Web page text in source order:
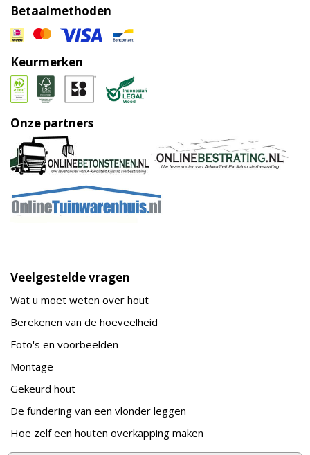
Betaalmethoden
Keurmerken
Onze partners
Veelgestelde vragen
Wat u moet weten over hout
Berekenen van de hoeveelheid
Foto's en voorbeelden
Montage
Gekeurd hout
De fundering van een vlonder leggen
Hoe zelf een houten overkapping maken